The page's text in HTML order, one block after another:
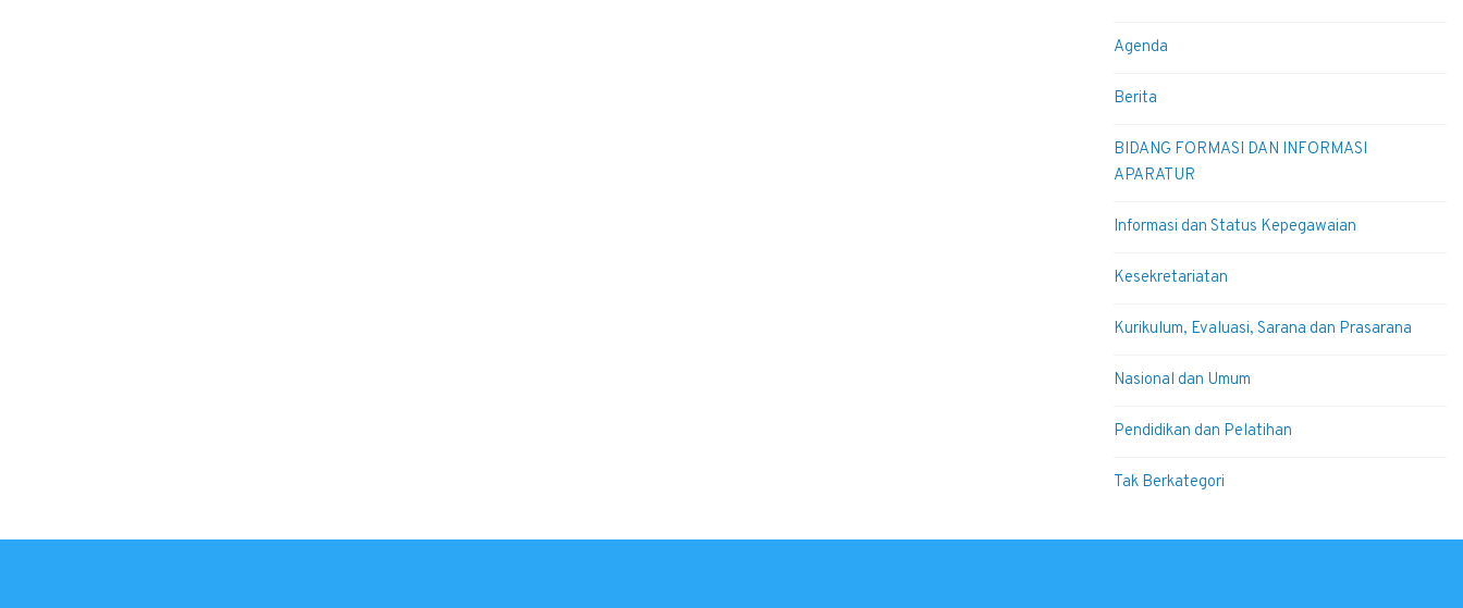
Agenda
Berita
BIDANG FORMASI DAN INFORMASI
APARATUR
Informasi dan Status Kepegawaian
Kesekretariatan
Kurikulum, Evaluasi, Sarana dan Prasarana
Nasional dan Umum
Pendidikan dan Pelatihan
Tak Berkategori